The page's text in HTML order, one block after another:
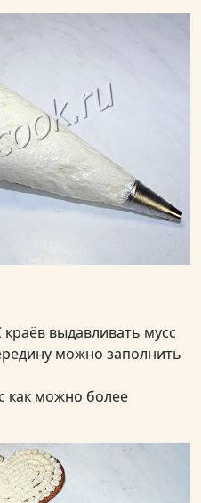
выдавливать мусс
можно заполнить
как можно более